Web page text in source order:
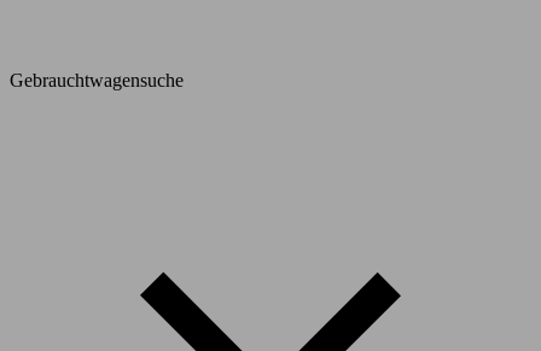
Gebrauchtwagensuche